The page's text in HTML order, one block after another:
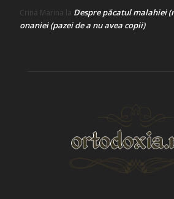
Crina Marina la Despre păcatul malahiei
onaniei (pazei de a nu avea copii)